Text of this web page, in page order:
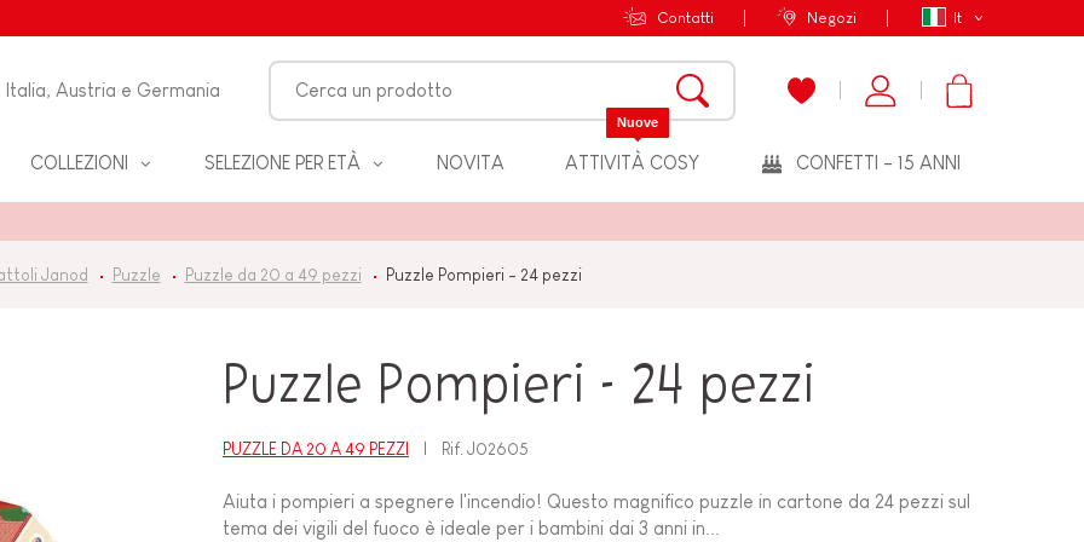
It
Contatti Negozi
Italia, Austria e Germania
COLLEZIONI SELEZIONE PER ETÀ NOVITA ATTIVITÀ COSY
Nuove
CONFETTI - 15 ANNI
Janod Puzzle Puzzle da 20 a 49 pezzi Puzzle Pompieri - 24 pezzi
Puzzle Pompieri - 24 pezzi
PUZZLE DA 20 A 49 PEZZI Rif.J02605
Aiuta i pompieri a spegnere l'incendio! Questo magnifico puzzle in cartone da 24 pezzi sul
tema dei vigili del fuoco è ideale per i bambini dai 3 anni in...